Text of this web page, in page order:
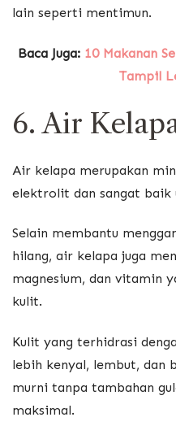
lain seperti mentimun.
Baca Juga: 10 Makanan
Tampil
6. Air
Air kelapa merupakan
elektrolit dan sangat baik
Selain membantu
hilang, air kelapa juga
magnesium, dan vitamin
kulit.
Kulit yang terhidrasi
lebih kenyal, lembut, dan
murni tanpa tambahan
maksimal.